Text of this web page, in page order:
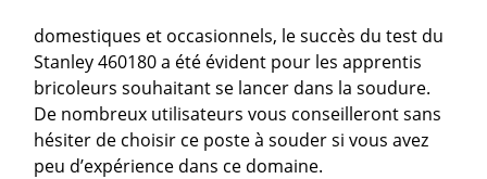
domestiques et occasionnels, le succès du test du
Stanley 460180 a été évident pour les apprentis
bricoleurs souhaitant se lancer dans la soudure.
De nombreux utilisateurs vous conseilleront sans
hésiter de choisir ce poste à souder si vous avez
peu d’expérience dans ce domaine.